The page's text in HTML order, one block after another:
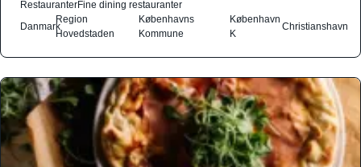
RestauranterFine dining restauranter
Danmark
Region
Hovedstaden
Københavns
Kommune
København
K
Christianshavn